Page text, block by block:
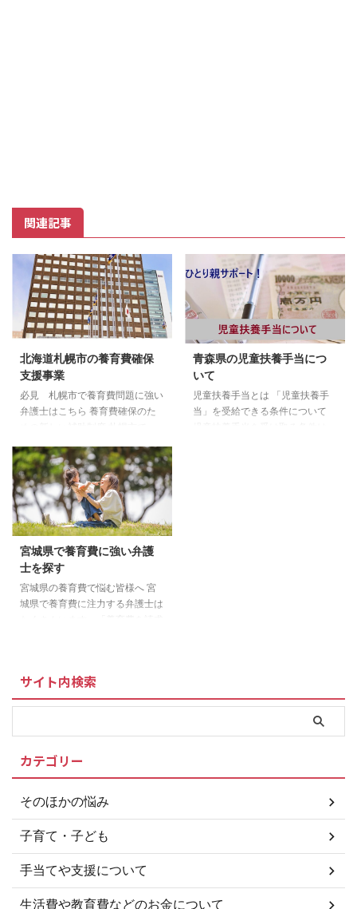
関連記事
北海道札幌市の養育費確保
支援事業
必見 札幌市で養育費問題に強い
弁護士はこちら 養育費確保のた
身ともに健やかな育成を図るた
め、養育費の取決めや保証等に係
る費用の一部を補助することによ
り、養育費の確保を支援します。
裁判外紛争解決手続（ADR）の利
用 ＞＞札幌市「養育費の確保の
支援」について 公正証書等の作
成支援事業 ＞＞札幌市「養育費
の確保の支援」について 養育費
保証契約の費用補助 ＞＞札幌市
青森県の児童扶養手当につ
いて
児童扶養手当とは 「児童扶養手
当」を受給できる条件について
宮城県で養育費に強い弁護
士を探す
宮城県の養育費で悩む皆様へ 宮
城県で養育費に注力する弁護士は
と払い続けるしかないのでしょう
か？」など養育費に関しての相談
ば幸いです。 必見 宮城県で養
育費問題に強い弁護士をお探しの
方はこちら 裁判手続きができる
ところ 仙台家庭裁判所本庁 〒 所
在地 電話番号 980-8637 宮城県
仙台市青葉区片平 ...
サイト内検索
カテゴリー
そのほかの悩み
子育て・子ども
手当てや支援について
生活費や教育費などのお金について